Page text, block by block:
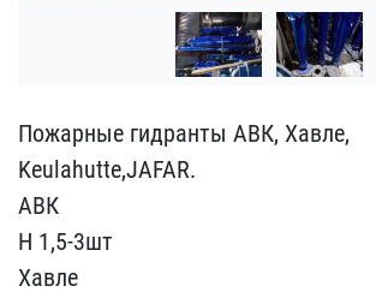
Пожарные гидранты АВК, Х​авле,
Keulahutte,JAFAR.
​АВК
Н 1,5-3шт
Xавле